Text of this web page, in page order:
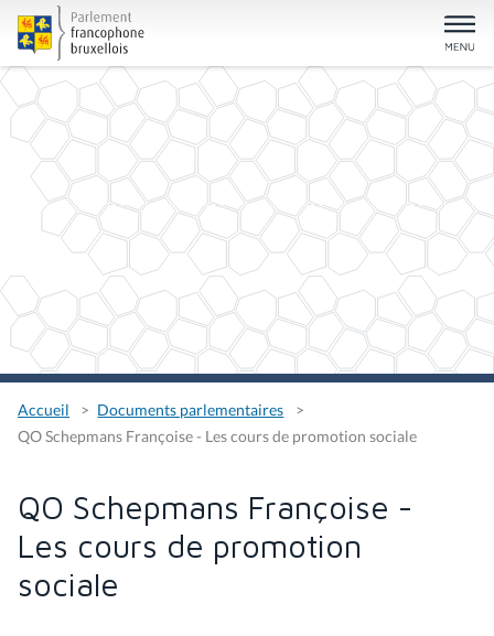
Accueil
Documents parlementaires
QO Schepmans Françoise - Les cours de promotion sociale
QO Schepmans Françoise -
Les cours de promotion
sociale